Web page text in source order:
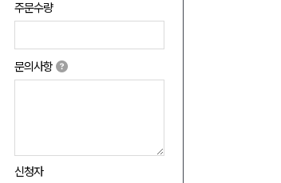
주문수량
문의사항
신청자